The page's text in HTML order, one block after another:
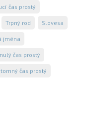
čas prostý
Trpný rod Slovesa
jména
čas prostý
čas prostý